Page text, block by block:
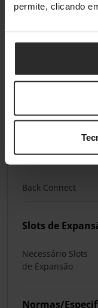
permite, clicando
Monitor
Back Connect
Back Connect
Slots de
Necessário Slots
de Expansão
Normas/